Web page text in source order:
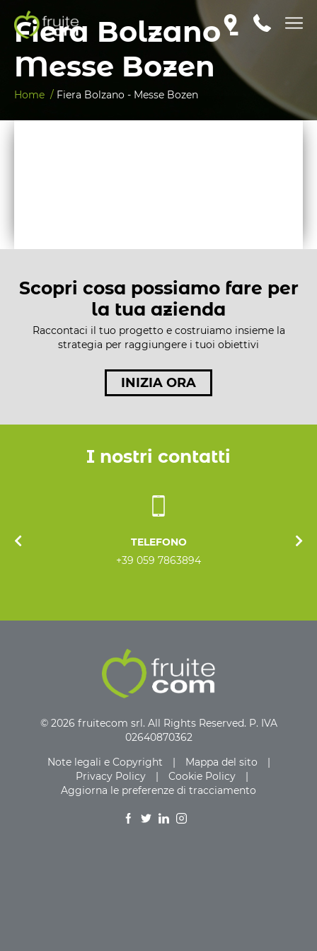
Fiera Bolzano -
Messe Bozen
Home / Fiera Bolzano - Messe Bozen
Scopri cosa possiamo fare per
la tua azienda
Raccontaci il tuo progetto e costruiamo insieme la
strategia per raggiungere i tuoi obiettivi
INIZIA ORA
I nostri contatti
TELEFONO
+39 059 7863894
© 2026 fruitecom srl. All Rights Reserved. P. IVA
02640870362
Note legali e Copyright
| Mappa del sito
|
Privacy Policy
| Cookie Policy
|
Aggiorna le preferenze di tracciamento